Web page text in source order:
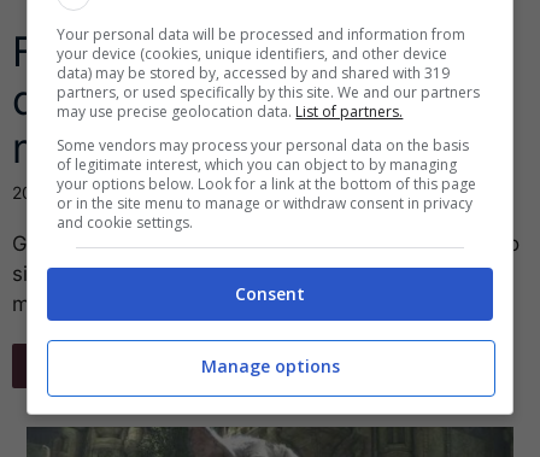
Facebook Messenger
diventa una piattaforma
mobile gaming
20 Dicembre 2016
Giocare su Messenger, la chat di Facebook? adesso
si può. La piattaforma offre sul servizio di
messaggistica, 17 giochi, dai classici ...
Your personal data will be processed and information from
your device (cookies, unique identifiers, and other device
data) may be stored by, accessed by and shared with 319
partners, or used specifically by this site. We and our partners
may use precise geolocation data. List of partners.
Some vendors may process your personal data on the basis
of legitimate interest, which you can object to by managing
your options below. Look for a link at the bottom of this page
or in the site menu to manage or withdraw consent in privacy
and cookie settings.
Consent
Manage options